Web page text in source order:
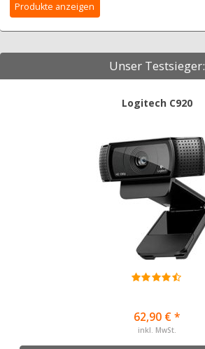
Unser Testsieger:
Logitech C920
62,90 € *
inkl. MwSt.